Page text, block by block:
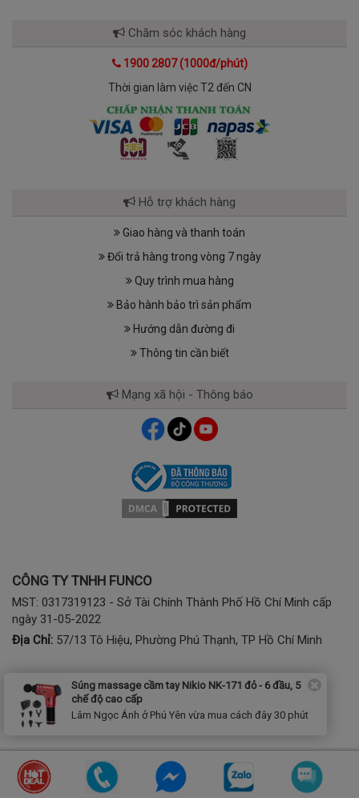
Chăm sóc khách hàng
1900 2807 (1000đ/phút)
Thời gian làm việc T2 đến CN
Hỗ trợ khách hàng
Giao hàng và thanh toán
Đổi trả hàng trong vòng 7 ngày
Quy trình mua hàng
Bảo hành bảo trì sản phẩm
Hướng dẫn đường đi
Thông tin cần biết
Mạng xã hội - Thông báo
CÔNG TY TNHH FUNCO
MST: 0317319123 - Sở Tài Chính Thành Phố Hồ Chí Minh cấp
ngày 31-05-2022
Địa Chỉ: 57/13 Tô Hiệu, Phường Phú Thạnh, TP Hồ Chí Minh
Mua hàng:
1900 2807 - (028) 7777 2807 (phím 1)
Bảo hành, kỹ thuật:(028) 3974 2186; Tel/Zalo: 0941797286
Khách Hàng Dự Án:
Súng massage cầm tay Nikio NK-171 đỏ - 6 đầu, 5
chế độ cao cấp
Lâm Ngọc Ánh ở Phú Yên vừa mua cách đây 30 phút